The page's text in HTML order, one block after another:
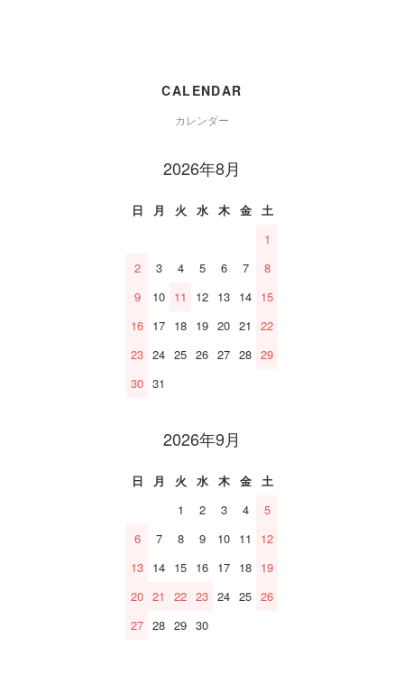
CALENDAR
カレンダー
2026年8月
日 月 火 水 木 金
土
1
2
3 4 5 6 7
8
9
10 11 12 13 14 15
16 17 18 19 20 21
22
23 24 25 26 27 28 29
30 31
2026年9月
日 月 火 水 木 金
土
1
2 3 4
5
6
7 8 9 10 11
12
13 14 15 16 17 18 19
20 21 22 23 24 25 26
27 28 29 30